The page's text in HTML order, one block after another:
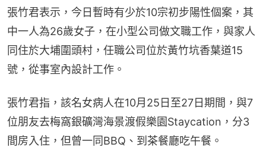
張竹君表示，今日暫時有少於10宗初步陽性個案，其
中一人為26歲女子，在小型公司做文職工作，與家人
同住於大埔圍頭村，任職公司位於黃竹坑香葉道15
號，從事室內設計工作。
張竹君指，該名女病人在10月25日至27日期間，與7
位朋友去梅窩銀礦灣海景渡假樂園Staycation，分3
間房入住，但曾一同BBQ、到茶餐廳吃午餐。